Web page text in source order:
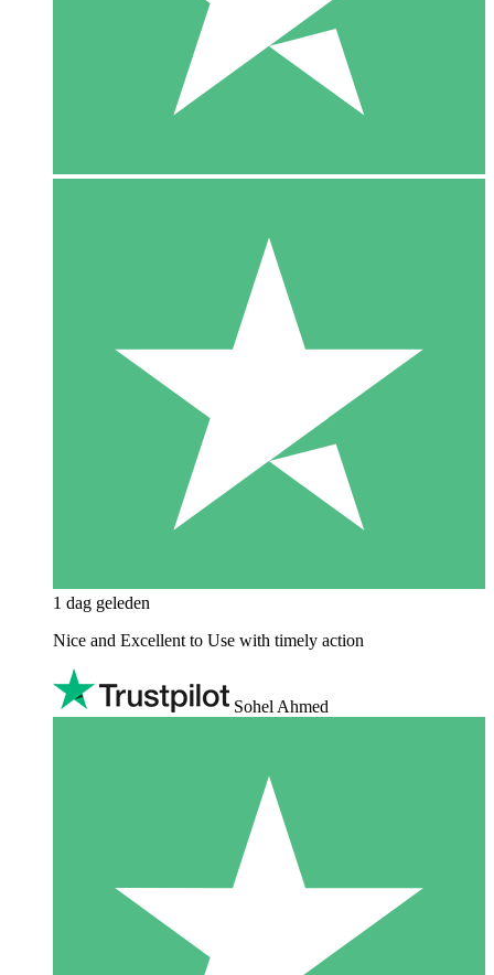
1 dag geleden
Nice and Excellent to Use with timely action
Sohel Ahmed